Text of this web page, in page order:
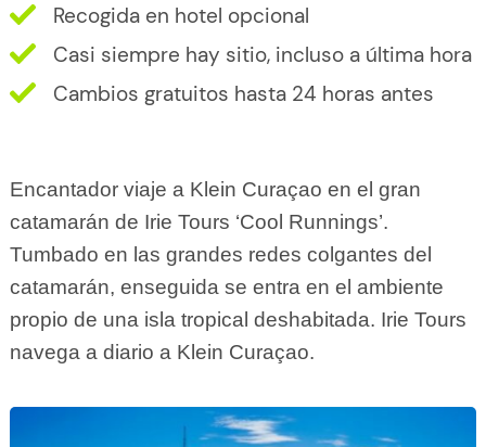
Recogida en hotel opcional
Casi siempre hay sitio, incluso a última hora
Cambios gratuitos hasta 24 horas antes
Encantador viaje a Klein Curaçao en el gran
catamarán de Irie Tours ‘Cool Runnings’.
Tumbado en las grandes redes colgantes del
catamarán, enseguida se entra en el ambiente
propio de una isla tropical deshabitada. Irie Tours
navega a diario a Klein Curaçao.